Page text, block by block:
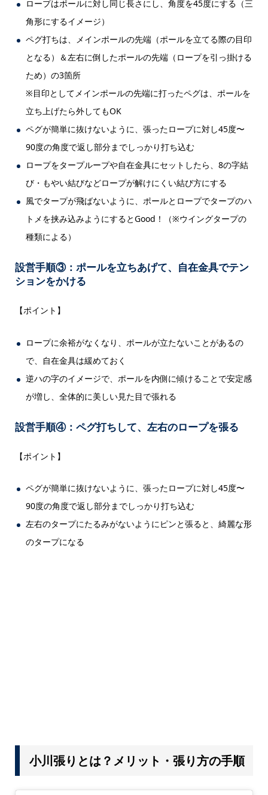
ロープはポールに対し同じ長さにし、角度を45度にする（三
角形にするイメージ）
ペグ打ちは、メインポールの先端（ポールを立てる際の目印
となる）＆左右に倒したポールの先端（ロープを引っ掛ける
ため）の3箇所
※目印としてメインポールの先端に打ったペグは、ポールを
立ち上げたら外してもOK
ペグが簡単に抜けないように、張ったロープに対し45度〜
90度の角度で返し部分までしっかり打ち込む
ロープをタープループや自在金具にセットしたら、8の字結
び・もやい結びなどロープが解けにくい結び方にする
風でタープが飛ばないように、ポールとロープでタープのハ
トメを挟み込みようにするとGood！（※ウイングタープの
種類による）
設営手順③：ポールを立ちあげて、自在金具でテン
ションをかける
【ポイント】
ロープに余裕がなくなり、ポールが立たないことがあるの
で、自在金具は緩めておく
逆ハの字のイメージで、ポールを内側に傾けることで安定感
が増し、全体的に美しい見た目で張れる
設営手順④：ペグ打ちして、左右のロープを張る
【ポイント】
ペグが簡単に抜けないように、張ったロープに対し45度〜
90度の角度で返し部分までしっかり打ち込む
左右のタープにたるみがないようにピンと張ると、綺麗な形
のタープになる
小川張りとは？メリット・張り方の手順